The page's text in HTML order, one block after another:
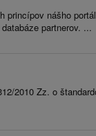
nášho
partnerov. ...
2010 Zz. o